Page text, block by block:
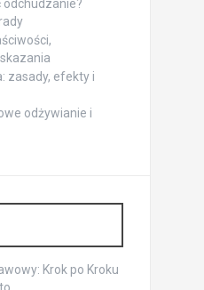
zasady, efekty i
odżywianie i
Krok po Kroku